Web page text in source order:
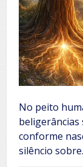
No peito
beligerâncias
conforme
silêncio